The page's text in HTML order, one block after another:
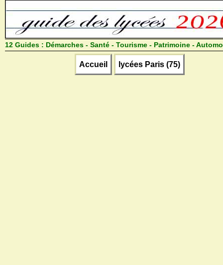
12 Guides : Démarches - Santé - Tourisme - Patrimoine -
Accueil lycées Paris (75)